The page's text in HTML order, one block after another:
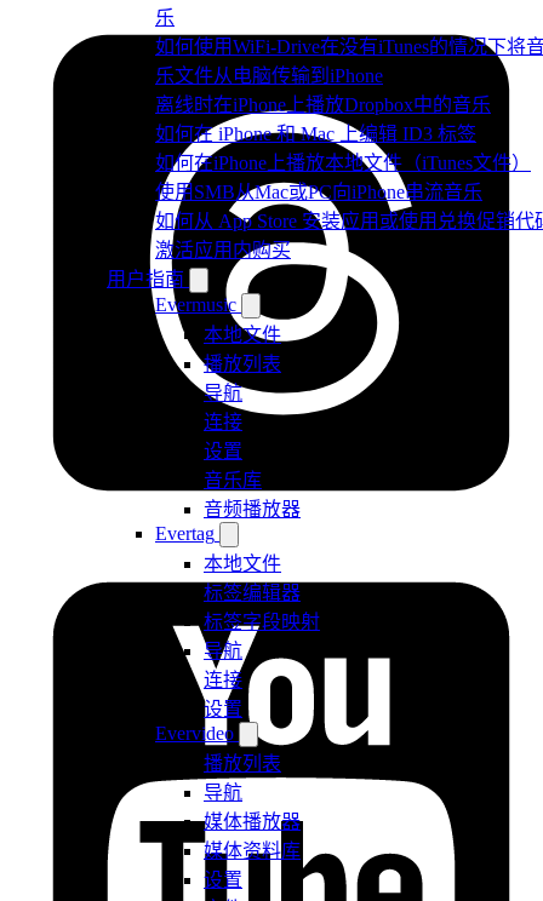
乐
如何使用WiFi-Drive在没有iTunes的情况下将
乐文件从电脑传输到iPhone
离线时在iPhone上播放Dropbox中的音乐
如何在 iPhone 和 Mac 上编辑 ID3 标签
如何在iPhone上播放本地文件（iTunes文件）
使用SMB从Mac或PC向iPhone串流音乐
如何从 App Store 安装应用或使用兑换促销代
激活应用内购买
用户指南
Evermusic
本地文件
播放列表
导航
连接
设置
音乐库
音频播放器
Evertag
本地文件
标签编辑器
标签字段映射
导航
连接
设置
Evervideo
播放列表
导航
媒体播放器
媒体资料库
设置